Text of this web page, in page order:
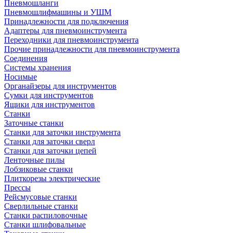
Пневмошланги
Пневмошлифмашины и УШМ
Принадлежности для подключения
Адаптеры для пневмоинструмента
Переходники для пневмоинструмента
Прочие принадлежности для пневмоинструмента
Соединения
Системы хранения
Носимые
Органайзеры для инструментов
Сумки для инструментов
Ящики для инструментов
Станки
Заточные станки
Станки для заточки инструмента
Станки для заточки сверл
Станки для заточки цепей
Ленточные пилы
Лобзиковые станки
Плиткорезы электрические
Прессы
Рейсмусовые станки
Сверлильные станки
Станки распиловочные
Станки шлифовальные